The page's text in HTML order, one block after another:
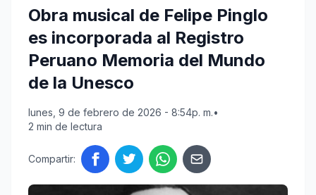
Obra musical de Felipe Pinglo
es incorporada al Registro
Peruano Memoria del Mundo
de la Unesco
lunes, 9 de febrero de 2026 - 8:54p. m.•
2 min de lectura
Compartir: